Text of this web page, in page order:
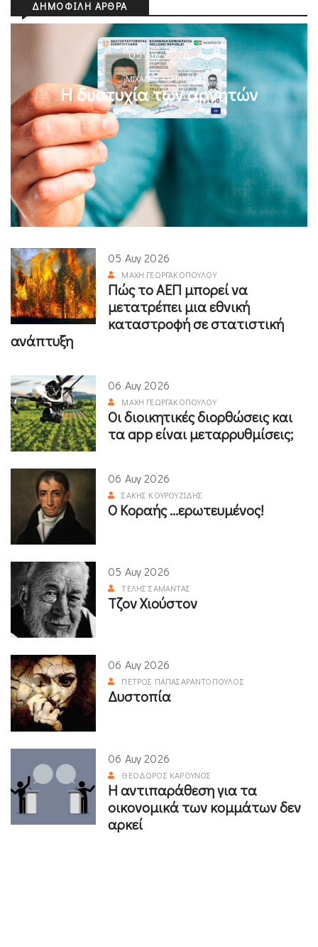
ΔΗΜΟΦΙΛΉ ΆΡΘΡΑ
05 Αυγ 2026
ΜΙΧΆΛΗΣ ΚΥΡΙΑΚΊΔΗΣ
Η δυστυχία των αρνητών
05 Αυγ 2026
ΜΆΧΗ ΓΕΩΡΓΑΚΟΠΟΎΛΟΥ
Πώς το ΑΕΠ μπορεί να
μετατρέπει μια εθνική
καταστροφή σε στατιστική
ανάπτυξη
06 Αυγ 2026
ΜΆΧΗ ΓΕΩΡΓΑΚΟΠΟΎΛΟΥ
Οι διοικητικές διορθώσεις και
τα app είναι μεταρρυθμίσεις;
06 Αυγ 2026
ΣΆΚΗΣ ΚΟΥΡΟΥΖΊΔΗΣ
Ο Κοραής ...ερωτευμένος!
05 Αυγ 2026
ΤΈΛΗΣ ΣΑΜΑΝΤΆΣ
Τζον Χιούστον
06 Αυγ 2026
ΠΈΤΡΟΣ ΠΑΠΑΣΑΡΑΝΤΌΠΟΥΛΟΣ
Δυστοπία
06 Αυγ 2026
ΘΕΌΔΩΡΟΣ ΚΑΡΟΎΝΟΣ
Η αντιπαράθεση για τα
οικονομικά των κομμάτων δεν
αρκεί